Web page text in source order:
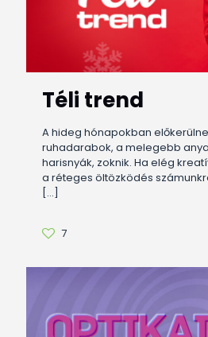
Téli trend
A hideg hónapokban
ruhadarabok, a melegebb
harisnyák, zoknik. Ha elég
a réteges öltözködés
[…]
7